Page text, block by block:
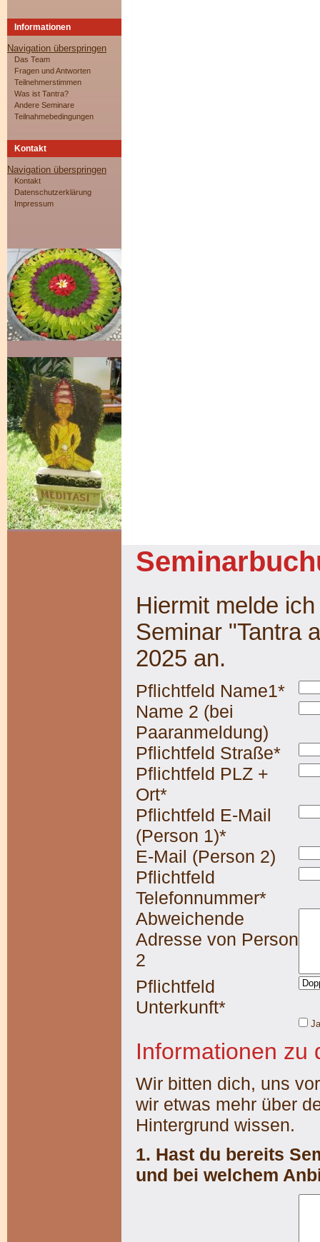
Informationen
Navigation überspringen
Das Team
Fragen und Antworten
Teilnehmerstimmen
Was ist Tantra?
Andere Seminare
Teilnahmebedingungen
Kontakt
Navigation überspringen
Kontakt
Datenschutzerklärung
Impressum
Hiermit melde
Seminar "Tantra
2025 an.
Pflichtfeld Name1*
Name 2 (bei
Paaranmeldung)
Pflichtfeld Straße*
Pflichtfeld PLZ +
Ort*
Pflichtfeld E-Mail
(Person 1)*
E-Mail (Person 2)
Pflichtfeld
Telefonnummer*
Abweichende
Adresse von Person
2
Pflichtfeld
Unterkunft*
Informationen zu
Wir bitten dich, uns
wir etwas mehr über
Hintergrund wissen.
1. Hast du bereits
und bei welchem